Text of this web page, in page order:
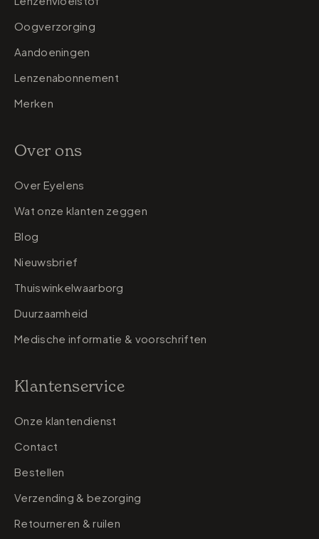
Oogverzorging
Aandoeningen
Lenzenabonnement
Merken
Over ons
Over Eyelens
Wat onze klanten zeggen
Blog
Nieuwsbrief
Thuiswinkelwaarborg
Duurzaamheid
Medische informatie & voorschriften
Klantenservice
Onze klantendienst
Contact
Bestellen
Verzending & bezorging
Retourneren & ruilen